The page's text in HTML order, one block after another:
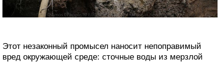
Этот незаконный промысел наносит непоправимый
вред окружающей среде: сточные воды из мерзлой